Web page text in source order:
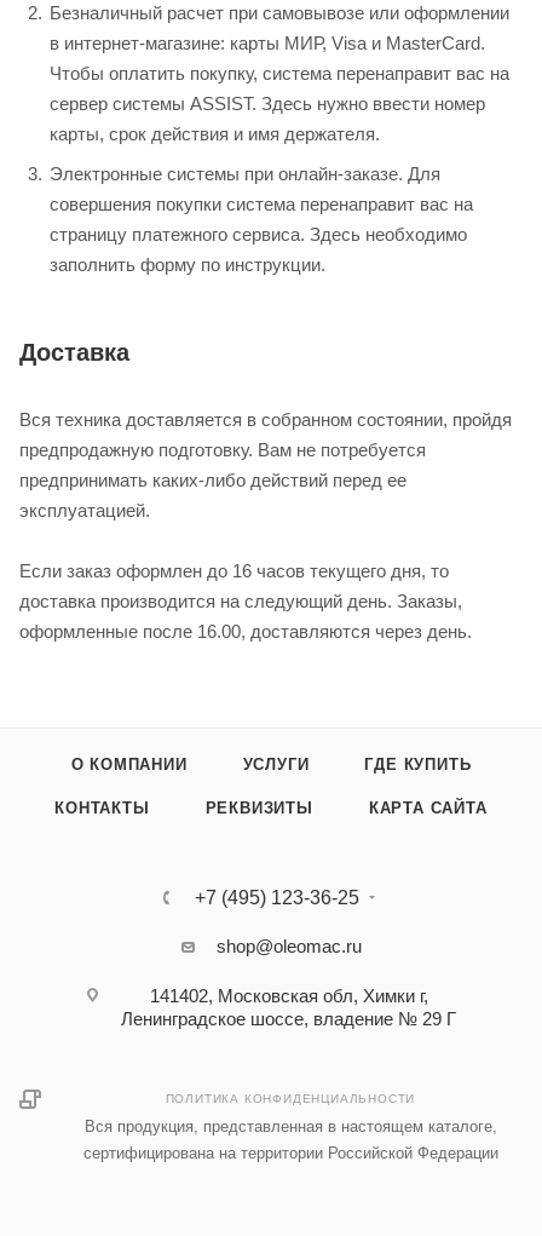
Безналичный расчет при самовывозе или оформлении
в интернет-магазине: карты МИР, Visa и MasterCard.
Чтобы оплатить покупку, система перенаправит вас на
сервер системы ASSIST. Здесь нужно ввести номер
карты, срок действия и имя держателя.
Электронные системы при онлайн-заказе. Для
совершения покупки система перенаправит вас на
страницу платежного сервиса. Здесь необходимо
заполнить форму по инструкции.
Доставка
Вся техника доставляется в собранном состоянии, пройдя
предпродажную подготовку. Вам не потребуется
предпринимать каких-либо действий перед ее
эксплуатацией.
Если заказ оформлен до 16 часов текущего дня, то
доставка производится на следующий день. Заказы,
оформленные после 16.00, доставляются через день.
О КОМПАНИИ УСЛУГИ ГДЕ КУПИТЬ
КОНТАКТЫ РЕКВИЗИТЫ КАРТА САЙТА
+7 (495) 123-36-25‬
shop@oleomac.ru
141402, Московская обл, Химки г,
Ленинградское шоссе, владение № 29 Г
ПОЛИТИКА КОНФИДЕНЦИАЛЬНОСТИ
Вся продукция, представленная в настоящем каталоге,
сертифицирована на территории Российской Федерации